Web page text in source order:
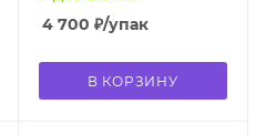
701-2 MEDICLUS
4 700 ₽/упак
В КОРЗИНУ